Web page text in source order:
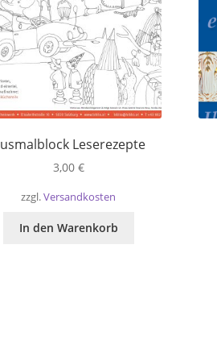
Leserezepte
3,00 €
zzgl.Versandkosten
In den Warenkorb